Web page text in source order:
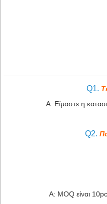
Q1.
Α: Είμαστε η
Q2.
Α: MOQ είναι